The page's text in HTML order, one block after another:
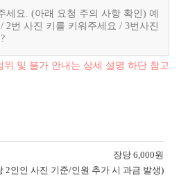
위 및 불가 안내는 상세 설명 하단 참고
장당 6,000원
2인인 사진 기준/인원 추가 시 과금 발생)